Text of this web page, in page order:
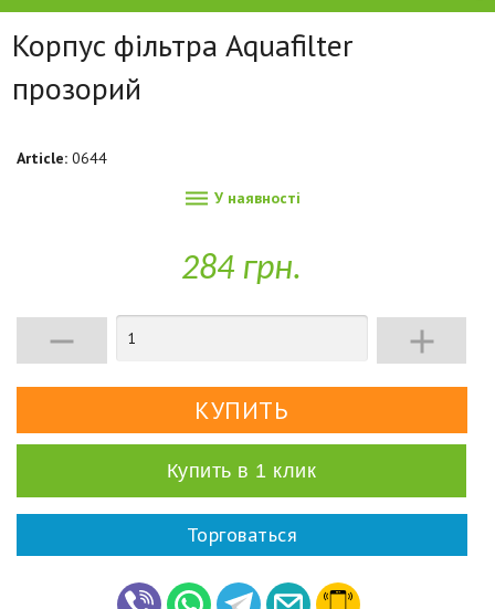
Корпус фільтра Aquafilter
прозорий
Article: 0644
 У наявності
284 грн.
 
Купить в 1 клик
Торговаться